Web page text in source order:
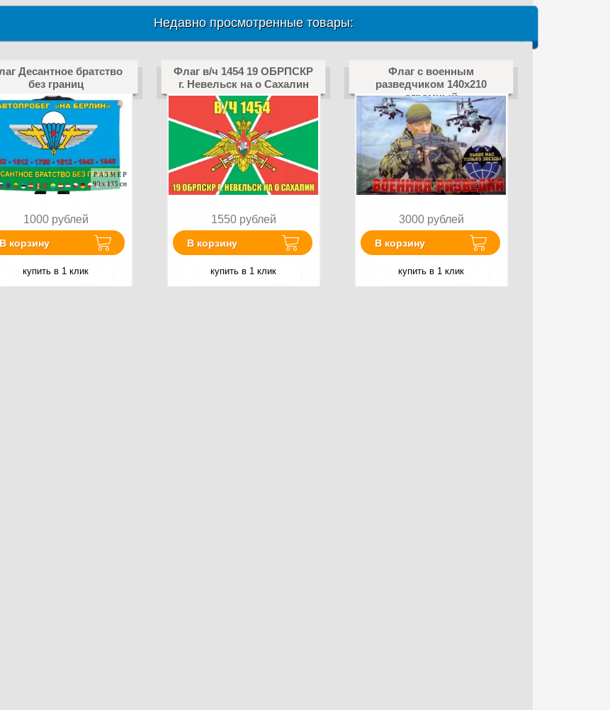
Недавно просмотренные товары:
Десантное братство
без границ
1000 рублей
В корзину
купить в 1 клик
Флаг в/ч 1454 19 ОБРПСКР
г. Невельск на о Сахалин
1550 рублей
В корзину
купить в 1 клик
Флаг с военным
разведчиком 140х210
огромный
3000 рублей
В корзину
купить в 1 клик